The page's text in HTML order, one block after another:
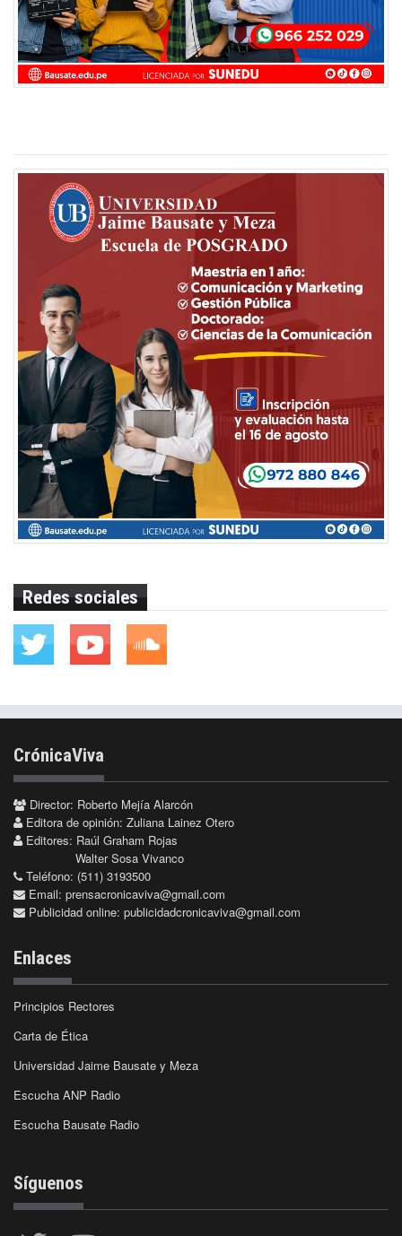
Redes sociales
CrónicaViva
Director: Roberto Mejía Alarcón
Editora de opinión: Zuliana Lainez Otero
Editores: Raúl Graham Rojas
Walter Sosa Vivanco
Teléfono: (511) 3193500
Email: prensacronicaviva@gmail.com
Publicidad online: publicidadcronicaviva@gmail.com
Enlaces
Principios Rectores
Carta de Ética
Universidad Jaime Bausate y Meza
Escucha ANP Radio
Escucha Bausate Radio
Síguenos